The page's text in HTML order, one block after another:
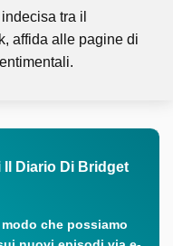
tra il
affida alle pagine di
Diario Di Bridget
che possiamo